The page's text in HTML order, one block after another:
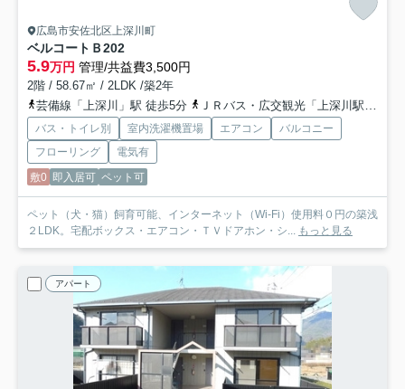
広島市安佐北区上深川町
ベルコートＢ202
5.9万円 管理/共益費3,500円
2階 / 58.67㎡ / 2LDK /築2年
芸備線「上深川」駅 徒歩5分
ＪＲバス・広交観光「上深川駅前バス停」バス停下車 徒歩6分
バス・トイレ別 室内洗濯機置場 エアコン
バルコニー
フローリング
電気有
敷0 即入居可 ペット可
ペット（犬・猫）飼育可能、インターネット（Wi-Fi）使用料０円の築浅
２LDK。宅配ボックス・エアコン・ＴＶドアホン・シ... もっと見る
アパート